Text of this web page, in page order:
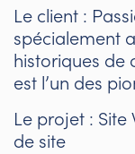
Le client :
spécialement
historiques de
est l’un des
Le projet :
de site